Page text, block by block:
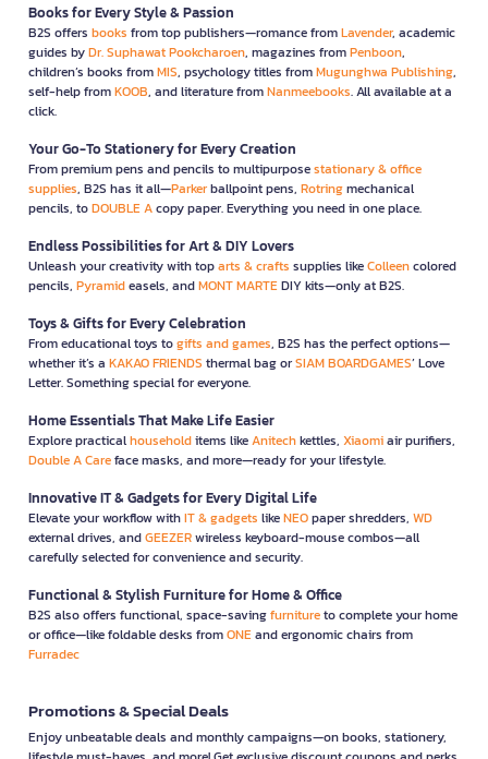
Books for Every Style & Passion
B2S offers books from top publishers—romance fromLavender, academic
guides byDr. Suphawat Pookcharoen, magazines fromPenboon,
children’s books fromMIS, psychology titles fromMugunghwa Publishing,
self-help fromKOOB, and literature fromNanmeebooks. All available at a
click.
Your Go-To Stationery for Every Creation
From premium pens and pencils to multipurposestationary & office
supplies, B2S has it all—Parkerballpoint pens, Rotringmechanical
pencils, toDOUBLE Acopy paper. Everything you need in one place.
Endless Possibilities for Art & DIY Lovers
Unleash your creativity with toparts & crafts supplies likeColleencolored
pencils, Pyramideasels, andMONT MARTEDIY kits—only at B2S.
Toys & Gifts for Every Celebration
From educational toys togifts and games, B2S has the perfect options—
whether it’s a KAKAO FRIENDS thermal bag orSIAM BOARDGAMES’ Love
Letter. Something special for everyone.
Home Essentials That Make Life Easier
Explore practicalhouseholditems likeAnitechkettles, Xiaomiair purifiers,
Double A Careface masks, and more—ready for your lifestyle.
Innovative IT & Gadgets for Every Digital Life
Elevate your workflow withIT & gadgets likeNEOpaper shredders, WD
external drives, andGEEZERwireless keyboard-mouse combos—all
carefully selected for convenience and security.
Functional & Stylish Furniture for Home & Office
B2S also offers functional, space-savingfurnitureto complete your home
or office—like foldable desks fromONEand ergonomic chairs from
Furradec
Promotions & Special Deals
Enjoy unbeatable deals and monthly campaigns—on books, stationery,